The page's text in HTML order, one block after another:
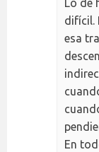
Lo de
difícil.
esa
En